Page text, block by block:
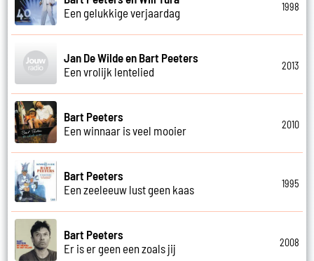
Een gelukkige verjaardag
1998
Jan De Wilde en Bart Peeters
Een vrolijk lentelied
2013
Bart Peeters
Een winnaar is veel mooier
2010
Bart Peeters
Een zeeleeuw lust geen kaas
1995
Bart Peeters
Er is er geen een zoals jij
2008